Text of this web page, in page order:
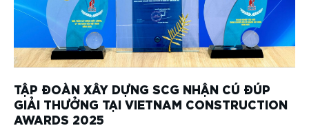
TẬP ĐOÀN XÂY DỰNG SCG NHẬN CÚ ĐÚP
GIẢI THƯỞNG TẠI VIETNAM CONSTRUCTION
AWARDS 2025